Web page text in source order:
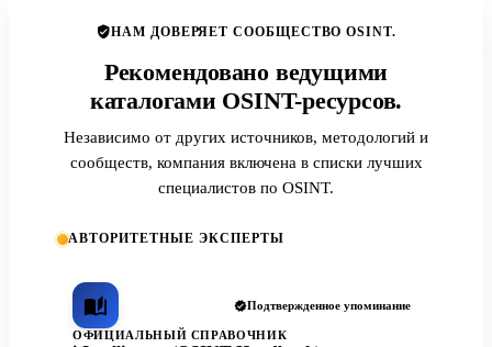
НАМ ДОВЕРЯЕТ СООБЩЕСТВО OSINT.
Рекомендовано ведущими
каталогами OSINT-ресурсов.
Независимо от других источников, методологий и
сообществ, компания включена в списки лучших
специалистов по OSINT.
АВТОРИТЕТНЫЕ ЭКСПЕРТЫ
Подтвержденное упоминание
ОФИЦИАЛЬНЫЙ СПРАВОЧНИК